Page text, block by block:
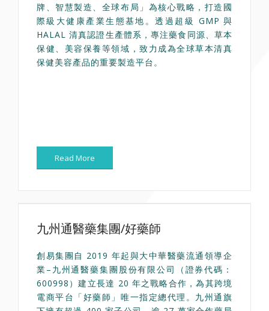
牌、智慧製造、全球布局」為核心戰略，打造國
際級大健康產業生態基地。透過超級 GMP 與
HALAL 清真認證生產體系，專注藥食同源、草本
保健、美容保養等領域，致力成為全球草本清真
保健美容產品的重要製造平台。
Read More
九州通醫藥集團/好藥師
創易集團自 2019 年起與大中華醫藥流通領導企
業–九州通醫藥集團股份有限公司（證券代碼：
600998）建立長達 20 年之戰略合作，為其跨境
電商平台「好藥師」唯一指定總代理。九州通旗